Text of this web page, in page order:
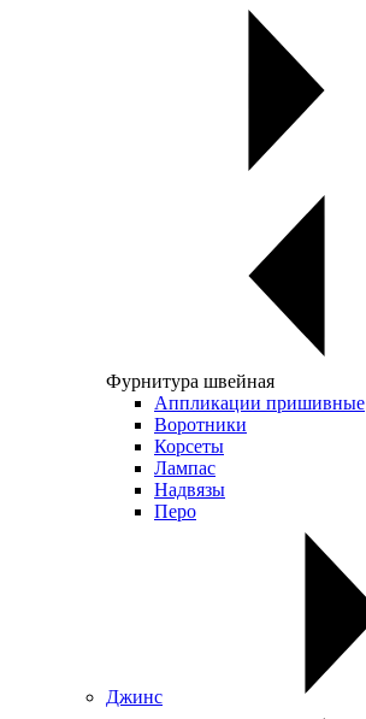
Фурнитура швейная
Аппликации пришивные
Воротники
Корсеты
Лампас
Надвязы
Перо
Джинс